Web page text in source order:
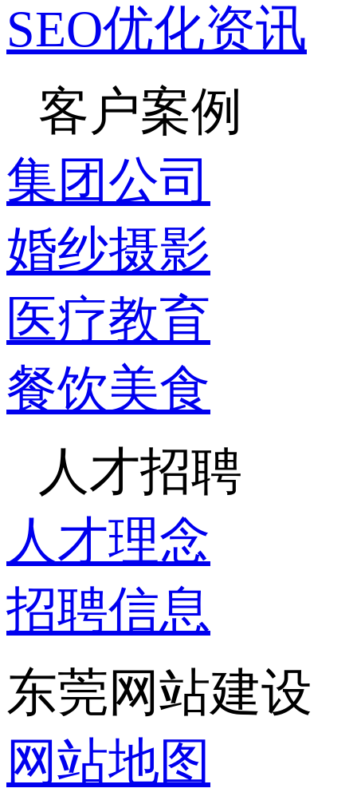
SEO优化资讯
客户案例
集团公司
婚纱摄影
医疗教育
餐饮美食
人才招聘
人才理念
招聘信息
东莞网站建设
网站地图